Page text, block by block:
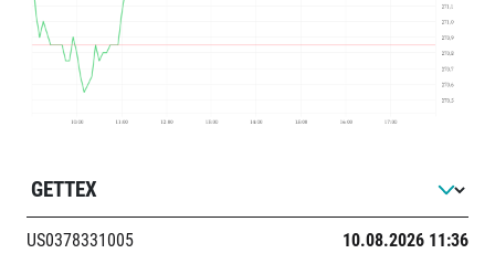
US0378331005
10.08.2026 11:36